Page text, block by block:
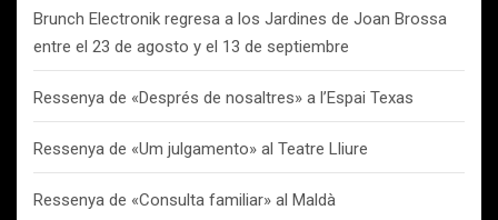
Brunch Electronik regresa a los Jardines de Joan Brossa
entre el 23 de agosto y el 13 de septiembre
Ressenya de «Després de nosaltres» a l’Espai Texas
Ressenya de «Um julgamento» al Teatre Lliure
Ressenya de «Consulta familiar» al Maldà